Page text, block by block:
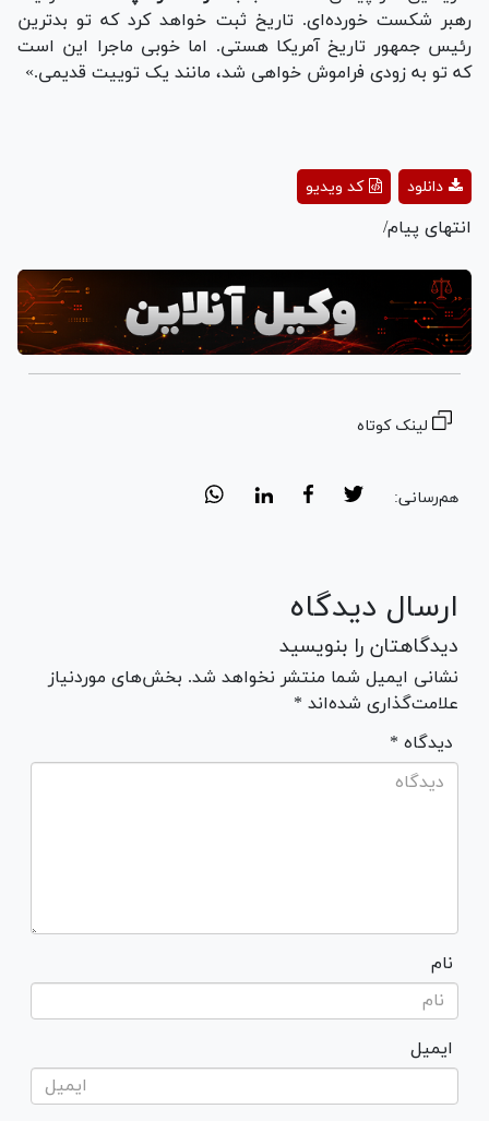
رهبر شکست خورده‌ای. تاریخ ثبت خواهد کرد که تو بدترین
رئیس جمهور تاریخ آمریکا هستی. اما خوبی ماجرا این است
که تو به زودی فراموش خواهی شد، مانند یک توییت قدیمی.»
Playکد ویدیو دانلود
انتهای پیام/
لینک کوتاه
هم‌رسانی:
ارسال دیدگاه
دیدگاهتان را بنویسید
نشانی ایمیل شما منتشر نخواهد شد. بخش‌های موردنیاز
علامت‌گذاری شده‌اند *
* دیدگاه
نام
ایمیل